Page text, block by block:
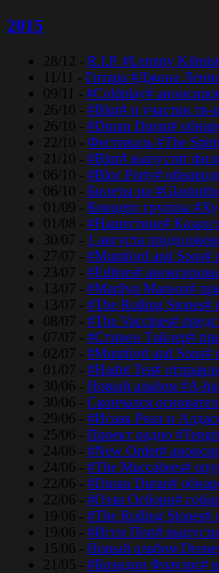
2015
28/12 - R.I.P. #Lemmy
11/11 - Гитара #Джона
09/11 - #Coldplay#
26/10 - #Blur# и участик
26/10 - #Duran Duran#
22/10 - Фестиваль #The
21/10 - #Blur# выпустят
06/10 - #Bloc Party#
06/10 - Билеты на
01/09 - Концерт группы
01/08 - #Нашествие#
30/07 - 1 августа
27/07 - #Mumford and Sons#
23/07 - #Editors#
13/07 - #Marilyn Manson#
13/07 - #The Rolling Stones#
08/07 - #The Vaccines#
07/07 - #Стивен Тайлер#
02/07 - #Mumford and Sons#
01/07 - #Hadnt Tea#
30/06 - Новый альбом #A-
30/06 - Скончался
29/06 - #Исаак Реал и
25/06 - Проект радио
24/06 - #New Order#
24/06 - #The Maccabees#
22/06 - #Duran Duran#
22/06 - #Оззи Осборн#
19/06 - #The Rolling Stones#
19/06 - #Игги Поп#
15/06 - Новый альбом
21/05 - #Брэндон Флауэрс#